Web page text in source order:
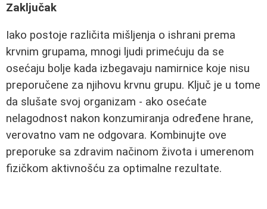
Zaključak
Iako postoje različita mišljenja o ishrani prema
krvnim grupama, mnogi ljudi primećuju da se
osećaju bolje kada izbegavaju namirnice koje nisu
preporučene za njihovu krvnu grupu. Ključ je u tome
da slušate svoj organizam - ako osećate
nelagodnost nakon konzumiranja određene hrane,
verovatno vam ne odgovara. Kombinujte ove
preporuke sa zdravim načinom života i umerenom
fizičkom aktivnošću za optimalne rezultate.